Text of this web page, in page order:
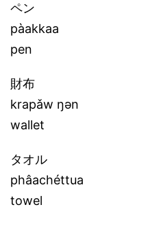
ペン
pàakkaa
pen
財布
krapǎw ŋən
wallet
タオル
phâachéttua
towel